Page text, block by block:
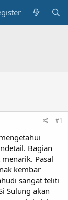
#1
Bagian
Pasal
kembar
sangat teliti
Sulung akan